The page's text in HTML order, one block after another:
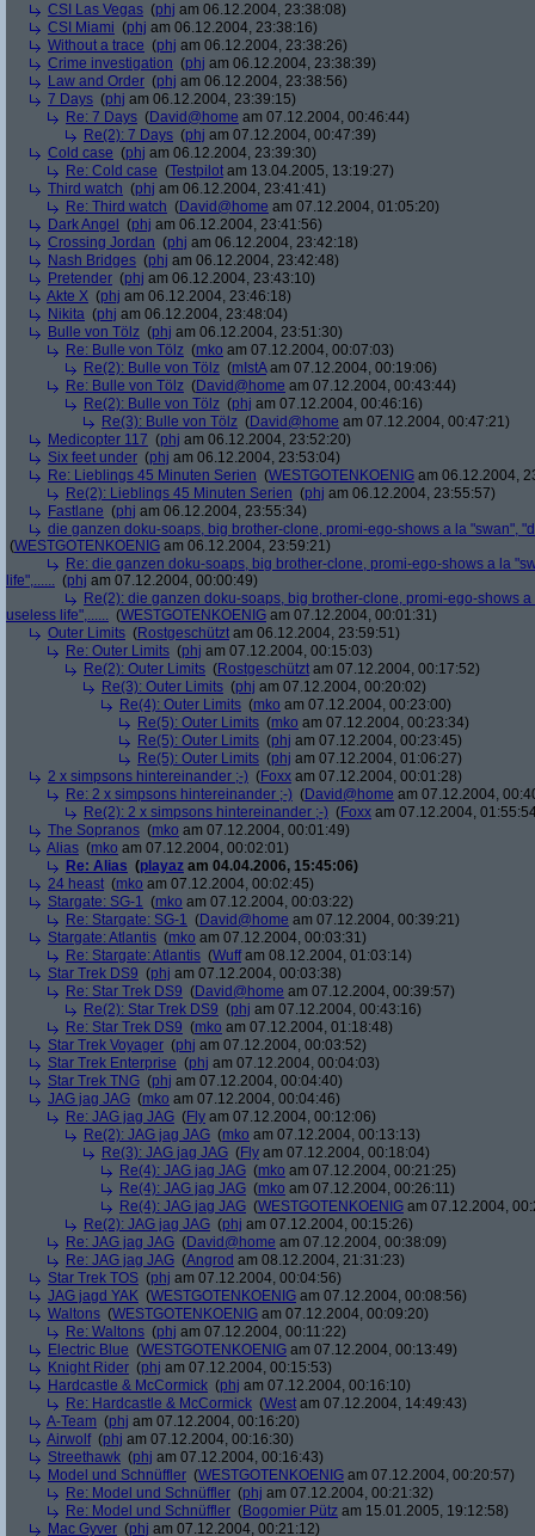
CSI Las Vegas (phj am 06.12.2004, 23:38:08)
CSI Miami (phj am 06.12.2004, 23:38:16)
Without a trace (phj am 06.12.2004, 23:38:26)
Crime investigation (phj am 06.12.2004, 23:38:39)
Law and Order (phj am 06.12.2004, 23:38:56)
7 Days (phj am 06.12.2004, 23:39:15)
Re: 7 Days (David@home am 07.12.2004, 00:46:44)
Re(2): 7 Days (phj am 07.12.2004, 00:47:39)
Cold case (phj am 06.12.2004, 23:39:30)
Re: Cold case (Testpilot am 13.04.2005, 13:19:27)
Third watch (phj am 06.12.2004, 23:41:41)
Re: Third watch (David@home am 07.12.2004, 01:05:20)
Dark Angel
(phj am 06.12.2004, 23:41:56)
Crossing Jordan (phj am 06.12.2004, 23:42:18)
Nash Bridges (phj am 06.12.2004, 23:42:48)
Pretender (phj am 06.12.2004, 23:43:10)
Akte X (phj am 06.12.2004, 23:46:18)
Nikita (phj am 06.12.2004, 23:48:04)
Bulle von Tölz (phj am 06.12.2004, 23:51:30)
Re: Bulle von Tölz (mko am 07.12.2004, 00:07:03)
Re(2): Bulle von Tölz (mIstAam 07.12.2004, 00:19:06)
Re: Bulle von Tölz (David@home am 07.12.2004, 00:43:44)
Re(2): Bulle von Tölz (phj am 07.12.2004, 00:46:16)
Re(3): Bulle von Tölz (David@home am 07.12.2004, 00:47:21)
Medicopter 117 (phj am 06.12.2004, 23:52:20)
Six feet under (phj am 06.12.2004, 23:53:04)
Re: Lieblings 45 Minuten Serien (WESTGOTENKOENIG am 06.12.2004,
Re(2): Lieblings 45 Minuten Serien (phj am 06.12.2004, 23:55:57)
Fastlane (phj am 06.12.2004, 23:55:34)
die ganzen doku-soaps, big brother-clone, promi-ego-shows a la "swan",
(WESTGOTENKOENIG am 06.12.2004, 23:59:21)
Re: die ganzen doku-soaps, big brother-clone, promi-ego-shows a la
life",...... (phj am 07.12.2004, 00:00:49)
Re(2): die ganzen doku-soaps, big brother-clone, promi-ego-shows
useless life",...... (WESTGOTENKOENIG am 07.12.2004, 00:01:31)
Outer Limits (Rostgeschützt am 06.12.2004, 23:59:51)
Re: Outer Limits (phj am 07.12.2004, 00:15:03)
Re(2): Outer Limits (Rostgeschützt am 07.12.2004, 00:17:52)
Re(3): Outer Limits (phj am 07.12.2004, 00:20:02)
Re(4): Outer Limits (mko am 07.12.2004, 00:23:00)
Re(5): Outer Limits (mko am 07.12.2004, 00:23:34)
Re(5): Outer Limits (phj am 07.12.2004, 00:23:45)
Re(5): Outer Limits (phj am 07.12.2004, 01:06:27)
2 x simpsons hintereinander ;-) (Foxx am 07.12.2004, 00:01:28)
Re: 2 x simpsons hintereinander ;-) (David@home am 07.12.2004,
Re(2): 2 x simpsons hintereinander ;-) (Foxx am 07.12.2004,
The Sopranos (mko am 07.12.2004, 00:01:49)
Alias (mko am 07.12.2004, 00:02:01)
Re: Alias (playaz am 04.04.2006, 15:45:06)
24 heast (mko am 07.12.2004, 00:02:45)
Stargate: SG-1 (mko am 07.12.2004, 00:03:22)
Re: Stargate: SG-1 (David@home am 07.12.2004, 00:39:21)
Stargate: Atlantis (mko am 07.12.2004, 00:03:31)
Re: Stargate: Atlantis (Wuffam 08.12.2004, 01:03:14)
Star Trek DS9 (phj am 07.12.2004, 00:03:38)
Re: Star Trek DS9 (David@home am 07.12.2004, 00:39:57)
Re(2): Star Trek DS9 (phj am 07.12.2004, 00:43:16)
Re: Star Trek DS9 (mko am 07.12.2004, 01:18:48)
Star Trek Voyager (phj am 07.12.2004, 00:03:52)
Star Trek Enterprise (phj am 07.12.2004, 00:04:03)
Star Trek TNG (phj am 07.12.2004, 00:04:40)
JAG jag JAG (mko am 07.12.2004, 00:04:46)
Re: JAG jag JAG (Fly am 07.12.2004, 00:12:06)
Re(2): JAG jag JAG (mko am 07.12.2004, 00:13:13)
Re(3): JAG jag JAG (Fly am 07.12.2004, 00:18:04)
Re(4): JAG jag JAG (mko am 07.12.2004, 00:21:25)
Re(4): JAG jag JAG (mko am 07.12.2004, 00:26:11)
Re(4): JAG jag JAG (WESTGOTENKOENIG am 07.12.2004,
Re(2): JAG jag JAG (phj am 07.12.2004, 00:15:26)
Re: JAG jag JAG (David@home am 07.12.2004, 00:38:09)
Re: JAG jag JAG (Angrod am 08.12.2004, 21:31:23)
Star Trek TOS (phj am 07.12.2004, 00:04:56)
JAG jagd YAK (WESTGOTENKOENIG am 07.12.2004, 00:08:56)
Waltons (WESTGOTENKOENIG am 07.12.2004, 00:09:20)
Re: Waltons (phj am 07.12.2004, 00:11:22)
Electric Blue (WESTGOTENKOENIG am 07.12.2004, 00:13:49)
Knight Rider (phj am 07.12.2004, 00:15:53)
Hardcastle & McCormick (phj am 07.12.2004, 00:16:10)
Re: Hardcastle & McCormick (West am 07.12.2004, 14:49:43)
A-Team (phj am 07.12.2004, 00:16:20)
Airwolf(phj am 07.12.2004, 00:16:30)
Streethawk (phj am 07.12.2004, 00:16:43)
Model und Schnüffler (WESTGOTENKOENIG am 07.12.2004, 00:20:57)
Re: Model und Schnüffler (phj am 07.12.2004, 00:21:32)
Re: Model und Schnüffler (Bogomier Pütz am 15.01.2005, 19:12:58)
Mac Gyver (phj am 07.12.2004, 00:21:12)